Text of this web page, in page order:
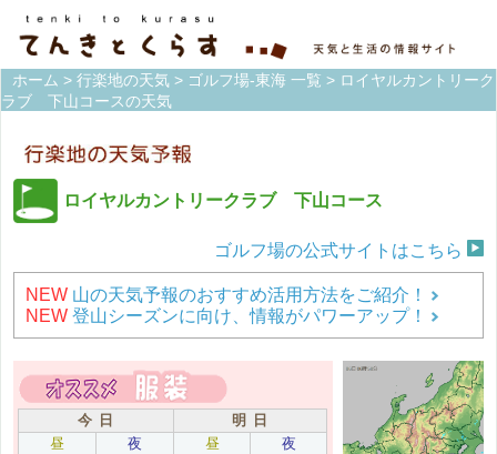
ホーム > 行楽地の天気 > ゴルフ場-東海 一覧 > ロイヤルカントリーク
ラブ 下山コースの天気
ロイヤルカントリークラブ 下山コース
ゴルフ場の公式サイトはこちら
NEW 山の天気予報のおすすめ活用方法をご紹介！
NEW 登山シーズンに向け、情報がパワーアップ！
今 日
明 日
昼
夜 昼 夜